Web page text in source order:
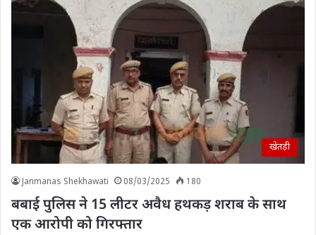
खेतड़ी
Janmanas Shekhawati 08/03/2025 180
बबाई पुलिस ने 15 लीटर अवैध हथकड़ शराब के साथ
एक आरोपी को गिरफ्तार